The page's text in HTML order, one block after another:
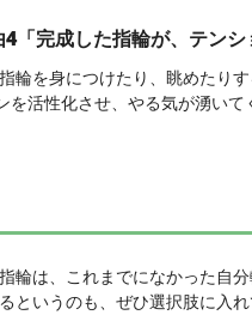
「完成した指輪が、テンシ
輪を身につけたり、眺めたり
を活性化させ、やる気が湧いて
輪は、これまでになかった自
というのも、ぜひ選択肢に入れ